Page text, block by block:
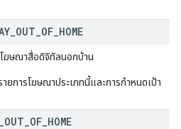
OUT OF HOME
ฆษณาสื่อดิจิทัลนอกบ้าน
การโฆษณาประเภทนี้และการกำหนดเป้า
OUT OF HOME